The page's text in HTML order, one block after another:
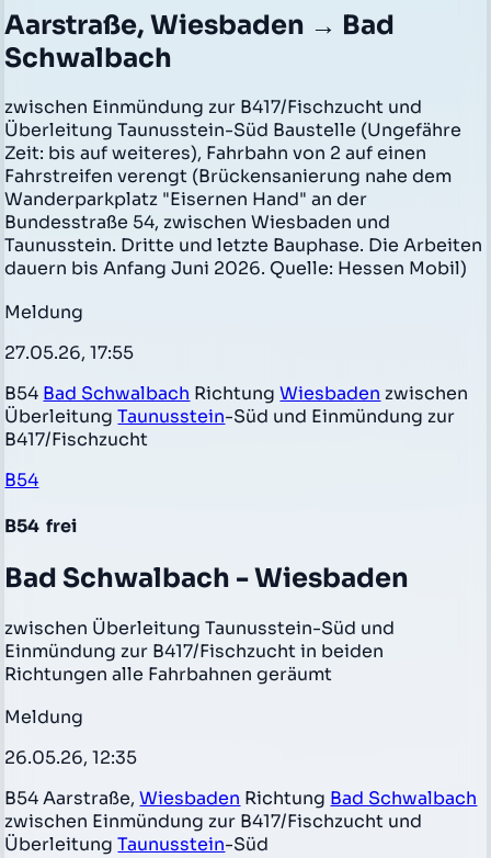
Aarstraße, Wiesbaden → Bad
Schwalbach
zwischen Einmündung zur B417/Fischzucht und
Überleitung Taunusstein-Süd Baustelle (Ungefähre
Zeit: bis auf weiteres), Fahrbahn von 2 auf einen
Fahrstreifen verengt (Brückensanierung nahe dem
Wanderparkplatz "Eisernen Hand" an der
Bundesstraße 54, zwischen Wiesbaden und
Taunusstein. Dritte und letzte Bauphase. Die Arbeiten
dauern bis Anfang Juni 2026. Quelle: Hessen Mobil)
Meldung
27.05.26, 17:55
B54 Bad Schwalbach RichtungWiesbaden zwischen
ÜberleitungTaunusstein-Süd und Einmündung zur
B417/Fischzucht
B54
B54 frei
Bad Schwalbach - Wiesbaden
zwischen Überleitung Taunusstein-Süd und
Einmündung zur B417/Fischzucht in beiden
Richtungen alle Fahrbahnen geräumt
Meldung
26.05.26, 12:35
B54 Aarstraße,Wiesbaden Richtung Bad Schwalbach
zwischen Einmündung zur B417/Fischzucht und
ÜberleitungTaunusstein-Süd